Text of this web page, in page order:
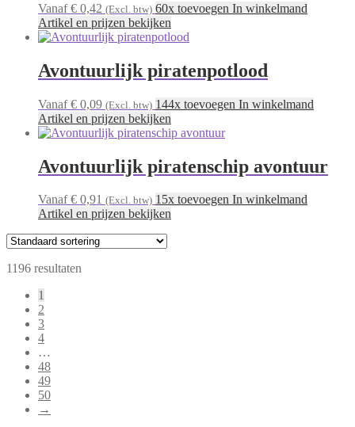
Vanaf € 0,42 (Excl. btw) 60x toevoegen In winkelmand
Artikel en prijzen bekijken
Avontuurlijk piratenpotlood
Vanaf € 0,09 (Excl. btw) 144x toevoegen In winkelmand
Artikel en prijzen bekijken
Avontuurlijk piratenschip avontuur
Vanaf € 0,91 (Excl. btw) 15x toevoegen In winkelmand
Artikel en prijzen bekijken
1196 resultaten
1
2
3
4
…
48
49
50
→